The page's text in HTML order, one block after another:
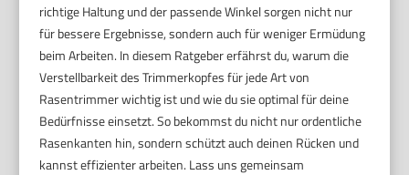
richtige Haltung und der passende Winkel sorgen nicht nur
für bessere Ergebnisse, sondern auch für weniger Ermüdung
beim Arbeiten. In diesem Ratgeber erfährst du, warum die
Verstellbarkeit des Trimmerkopfes für jede Art von
Rasentrimmer wichtig ist und wie du sie optimal für deine
Bedürfnisse einsetzt. So bekommst du nicht nur ordentliche
Rasenkanten hin, sondern schützt auch deinen Rücken und
kannst effizienter arbeiten. Lass uns gemeinsam